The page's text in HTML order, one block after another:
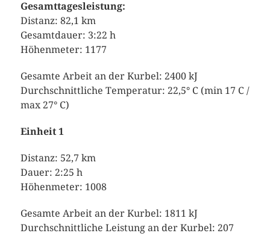
Gesamttagesleistung:
Distanz: 82,1 km
Gesamtdauer: 3:22 h
Höhenmeter: 1177
Gesamte Arbeit an der Kurbel: 2400 kJ
Durchschnittliche Temperatur: 22,5° C (min 17 C /
max 27° C)
Einheit 1
Distanz: 52,7 km
Dauer: 2:25 h
Höhenmeter: 1008
Gesamte Arbeit an der Kurbel: 1811 kJ
Durchschnittliche Leistung an der Kurbel: 207